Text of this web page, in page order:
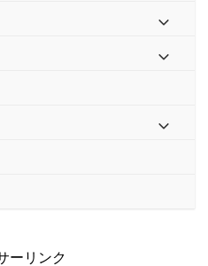
ーリンク